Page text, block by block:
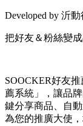
Developed by 沂
把好友＆粉絲變
SOOCKER好友
薦系統」，讓品
鍵分享商品、自
為您的推廣大使